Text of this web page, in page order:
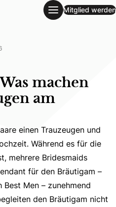
Trauzeugen am großen
Mitglied werden
machen
am
einen Trauzeugen und
einen Trauzeugen und
Während es für die
mehrere Bridesmaids
für den Bräutigam –
Men – zunehmend
den Bräutigam nicht